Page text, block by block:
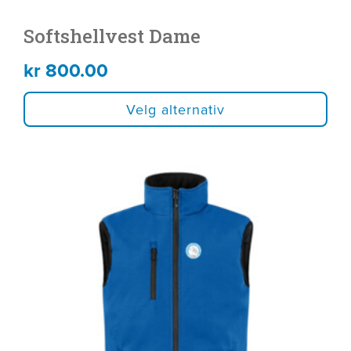
Softshellvest Dame
kr800.00
Velg alternativ
Alternativene